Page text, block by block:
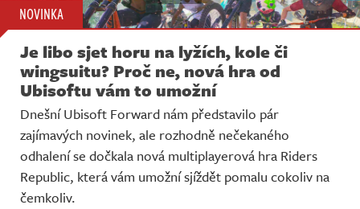
NOVINKA
Je libo sjet horu na lyžích, kole či
wingsuitu? Proč ne, nová hra od
Ubisoftu vám to umožní
Dnešní Ubisoft Forward nám představilo pár
zajímavých novinek, ale rozhodně nečekaného
odhalení se dočkala nová multiplayerová hra Riders
Republic, která vám umožní sjíždět pomalu cokoliv na
čemkoliv.